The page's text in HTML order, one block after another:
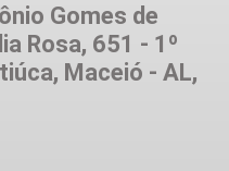
Gomes de
Rosa, 651 - 1º
Maceió - AL,